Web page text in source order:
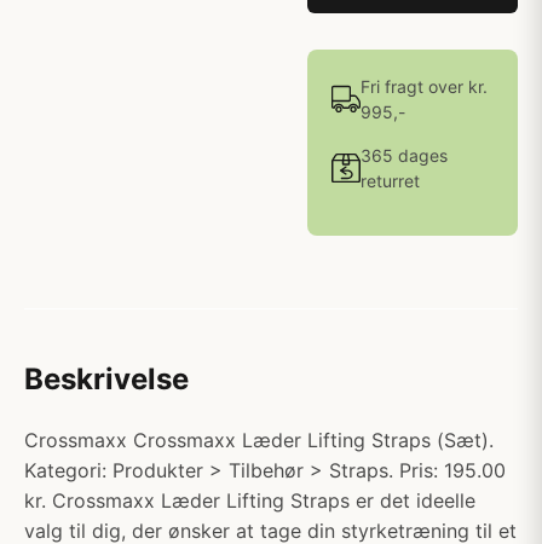
Fri fragt over kr.
995,-
365 dages
returret
Beskrivelse
Crossmaxx Crossmaxx Læder Lifting Straps (Sæt).
Kategori: Produkter > Tilbehør > Straps. Pris: 195.00
kr. Crossmaxx Læder Lifting Straps er det ideelle
valg til dig, der ønsker at tage din styrketræning til et